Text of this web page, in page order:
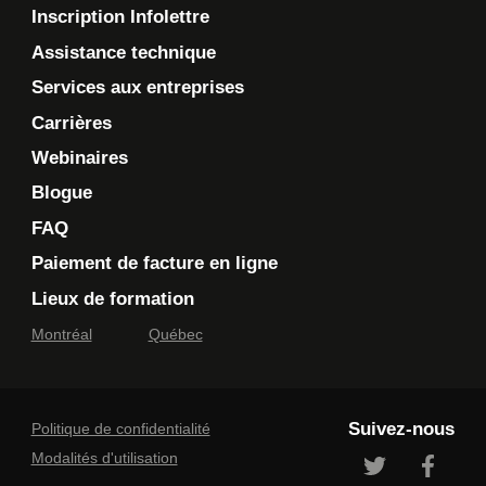
Inscription Infolettre
Assistance technique
Services aux entreprises
Carrières
Webinaires
Blogue
FAQ
Paiement de facture en ligne
Lieux de formation
Montréal Québec
Politique de confidentialité
Modalités d'utilisation
Suivez-nous